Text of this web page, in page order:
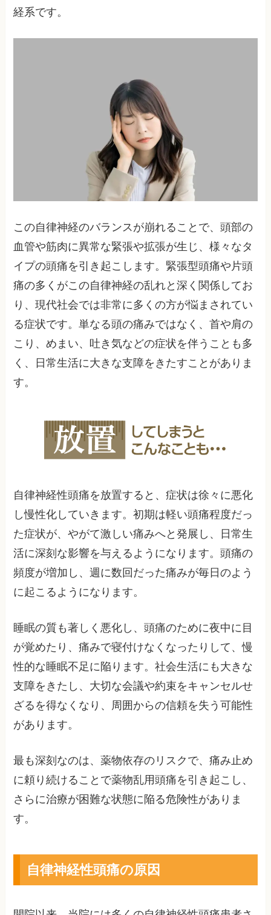
経系です。
この自律神経のバランスが崩れることで、頭部の
血管や筋肉に異常な緊張や拡張が生じ、様々なタ
イプの頭痛を引き起こします。緊張型頭痛や片頭
痛の多くがこの自律神経の乱れと深く関係してお
り、現代社会では非常に多くの方が悩まされてい
る症状です。単なる頭の痛みではなく、首や肩の
こり、めまい、吐き気などの症状を伴うことも多
く、日常生活に大きな支障をきたすことがありま
す。
自律神経性頭痛を放置すると、症状は徐々に悪化
し慢性化していきます。初期は軽い頭痛程度だっ
た症状が、やがて激しい痛みへと発展し、日常生
活に深刻な影響を与えるようになります。頭痛の
頻度が増加し、週に数回だった痛みが毎日のよう
に起こるようになります。
睡眠の質も著しく悪化し、頭痛のために夜中に目
が覚めたり、痛みで寝付けなくなったりして、慢
性的な睡眠不足に陥ります。社会生活にも大きな
支障をきたし、大切な会議や約束をキャンセルせ
ざるを得なくなり、周囲からの信頼を失う可能性
があります。
最も深刻なのは、薬物依存のリスクで、痛み止め
に頼り続けることで薬物乱用頭痛を引き起こし、
さらに治療が困難な状態に陥る危険性がありま
す。
自律神経性頭痛の原因